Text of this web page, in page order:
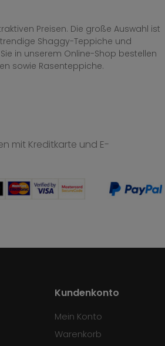
Preisen. Die große Auswahl ist
Shaggy-Teppiche und
in unserem Online-Shop bestellen
sowie Rasenteppiche.
mit Kreditkarte und E-
Kundenkonto
Mein Konto
Warenkorb